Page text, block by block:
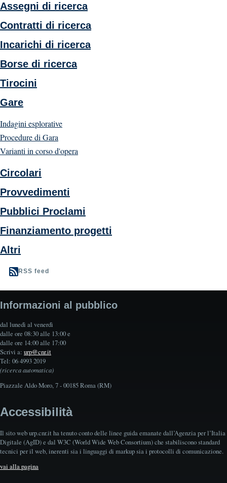
Assegni di ricerca
Contratti di ricerca
Incarichi di ricerca
Borse di ricerca
Tirocini
Gare
Indagini esplorative
Procedure di Gara
Varianti in corso d'opera
Circolari
Provvedimenti
Pubblici Proclami
Finanziamento progetti
Altri
RSS feed
Informazioni al pubblico
dal lunedì al venerdì
dalle ore 08:30 alle 13:00 e
dalle ore 14:00 alle 17:00
Scrivi a: urp@cnr.it
Tel: 06 4993 2019
(ricerca automatica)
Piazzale Aldo Moro, 7 - 00185 Roma (RM)
Accessibilità
Il sito web urp.cnr.it ha tenuto conto delle linee guida emanate dall’Agenzia per l’Italia
Digitale (AgID) e dal W3C (World Wide Web Consortium) che stabiliscono standard
tecnici per il web, inerenti sia i linguaggi di markup sia i protocolli di comunicazione.
vai alla pagina